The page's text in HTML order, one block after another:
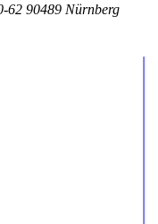
62 90489 Nürnberg